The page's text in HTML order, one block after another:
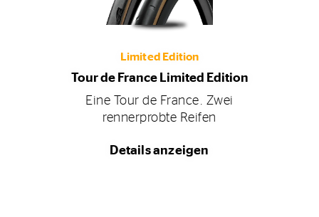
Limited Edition
Tour de France Limited Edition
Eine Tour de France. Zwei
rennerprobte Reifen
Details anzeigen